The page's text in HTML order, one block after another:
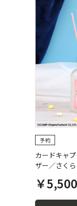
カードキャ
ザー／さく
￥5,500